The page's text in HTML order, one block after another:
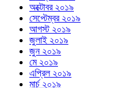
অক্টোবর ২০১৯
সেপ্টেম্বর ২০১৯
আগস্ট ২০১৯
জুলাই ২০১৯
জুন ২০১৯
মে ২০১৯
এপ্রিল ২০১৯
মার্চ ২০১৯